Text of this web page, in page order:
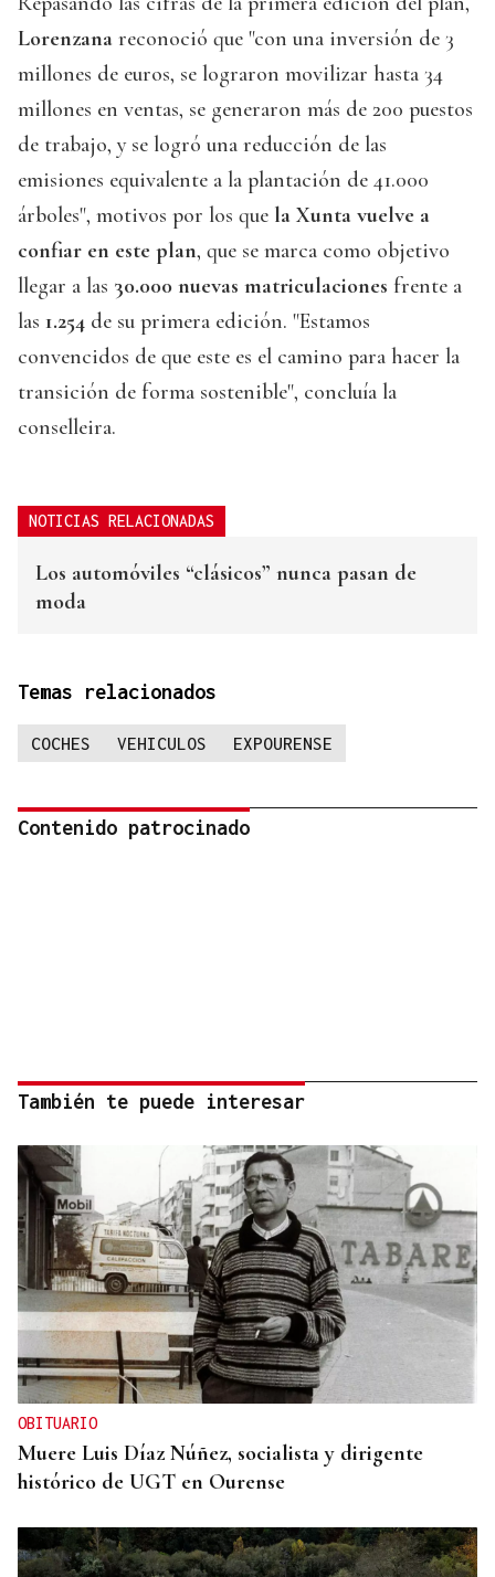
Lorenzana reconoció que "con una inversión de 3
millones de euros, se lograron movilizar hasta 34
millones en ventas, se generaron más de 200 puestos
de trabajo, y se logró una reducción de las
emisiones equivalente a la plantación de 41.000
árboles", motivos por los que la Xunta vuelve a
confiar en este plan, que se marca como objetivo
llegar a las 30.000 nuevas matriculaciones frente a
las 1.254 de su primera edición. "Estamos
convencidos de que este es el camino para hacer la
transición de forma sostenible", concluía la
conselleira.
NOTICIAS RELACIONADAS
Los automóviles “clásicos” nunca pasan de
moda
Temas relacionados
COCHES VEHICULOS EXPOURENSE
Contenido patrocinado
También te puede interesar
OBITUARIO
Muere Luis Díaz Núñez, socialista y dirigente
histórico de UGT en Ourense